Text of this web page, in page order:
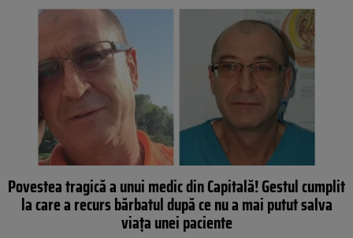
Povestea tragică a unui medic din Capitală! Gestul cumplit
la care a recurs bărbatul după ce nu a mai putut salva
viața unei paciente